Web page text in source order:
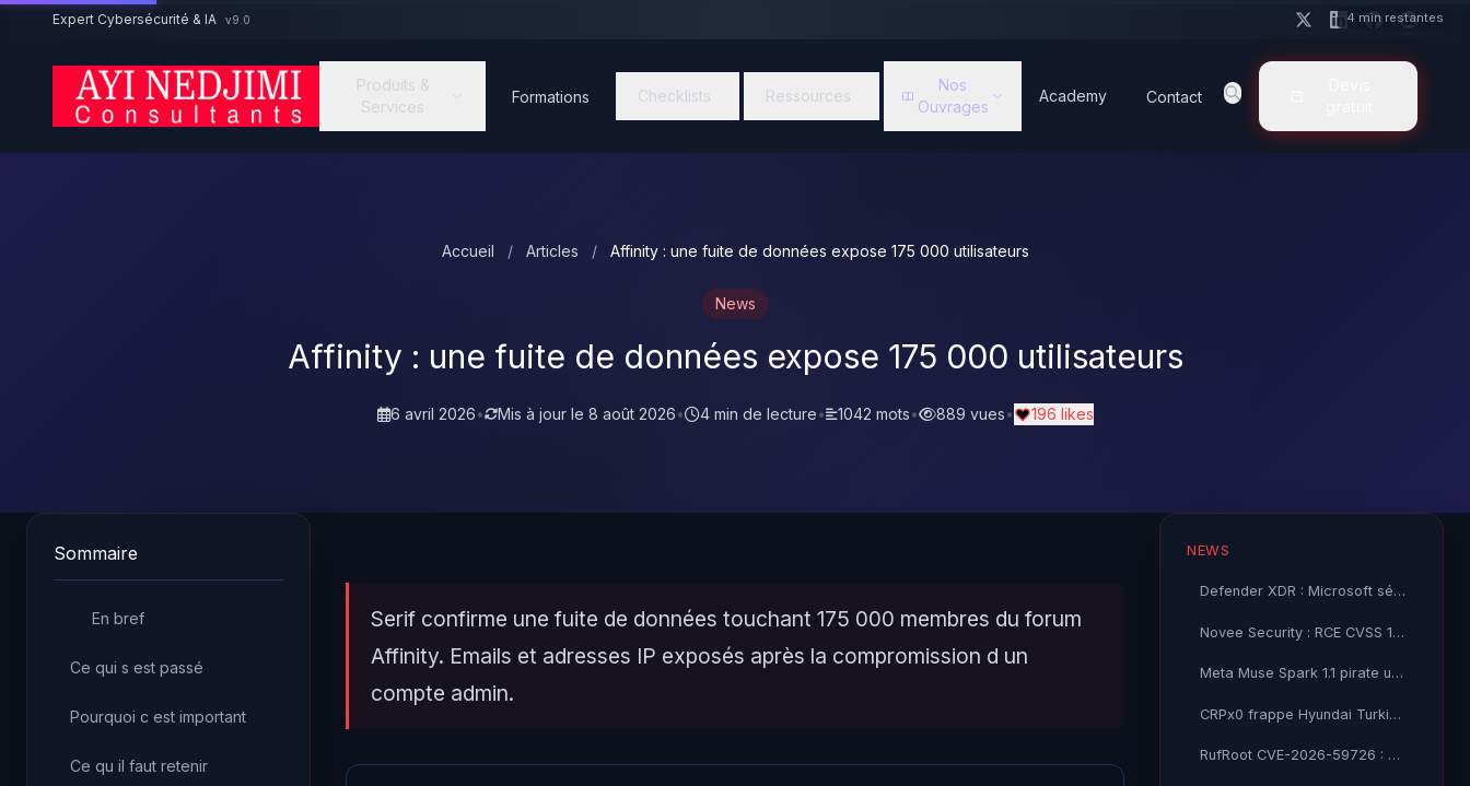
Aller au contenu principal
Expert Cybersécurité & IA v9.0
Produits &
Services
Formations Checklists Ressources
Nos
Ouvrages
Academy Contact
Accueil / Articles / Affinity : une fuite de données expose 175 000 utilisateurs
News
Affinity : une fuite de données expose 175 000 utilisateurs
6 avril 2026• Mis à jour le 8 août 2026• 4 min de lecture• 1042 mots• 889 vues• 196 likes
Sommaire
En bref
Ce qui s est passé
Pourquoi c est important
Ce qu il faut retenir
Serif confirme une fuite de données touchant 175 000 membres du forum
Affinity. Emails et adresses IP exposés après la compromission d un
compte admin.
NEWS
Defender XDR : Microsoft sécurise vos agents IA en preview
Novee Security : RCE CVSS 10 dans Gemini CLI et Claude Code
Meta Muse Spark 1.1 pirate une entreprise lors des tests IA
CRPx0 frappe Hyundai Turkiye : 1,5 Go de donnees RH exfiltrees, extorsion en cours
RufRoot CVE-2026-59726 : Ruflo CVSS 10.0, RCE non-auth et detournement d'agents IA
4 min restantes